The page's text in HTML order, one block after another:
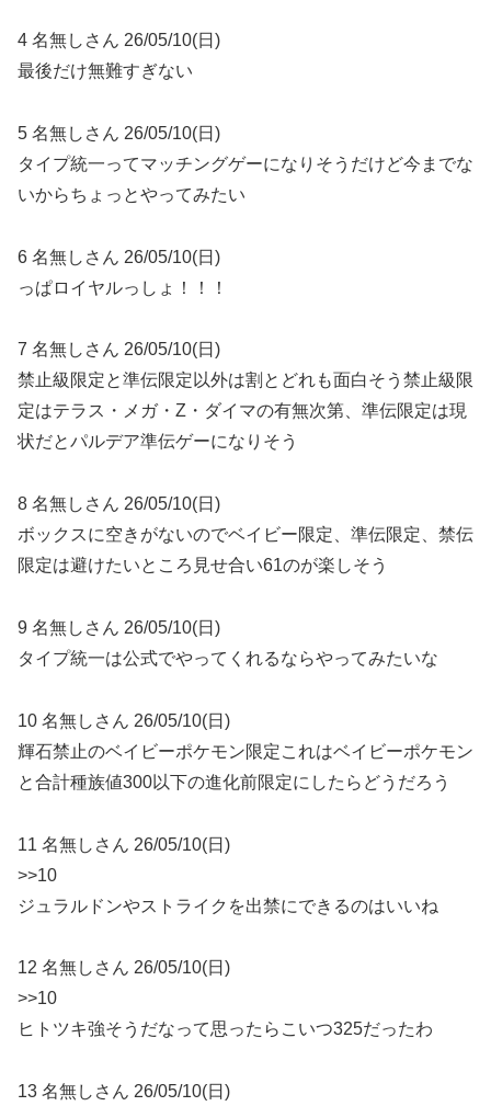
4 名無しさん 26/05/10(日)
最後だけ無難すぎない
5 名無しさん 26/05/10(日)
タイプ統一ってマッチングゲーになりそうだけど今までな
いからちょっとやってみたい
6 名無しさん 26/05/10(日)
っぱロイヤルっしょ！！！
7 名無しさん 26/05/10(日)
禁止級限定と準伝限定以外は割とどれも面白そう禁止級限
定はテラス・メガ・Z・ダイマの有無次第、準伝限定は現
状だとパルデア準伝ゲーになりそう
8 名無しさん 26/05/10(日)
ボックスに空きがないのでベイビー限定、準伝限定、禁伝
限定は避けたいところ見せ合い61のが楽しそう
9 名無しさん 26/05/10(日)
タイプ統一は公式でやってくれるならやってみたいな
10 名無しさん 26/05/10(日)
輝石禁止のベイビーポケモン限定これはベイビーポケモン
と合計種族値300以下の進化前限定にしたらどうだろう
11 名無しさん 26/05/10(日)
>>10
ジュラルドンやストライクを出禁にできるのはいいね
12 名無しさん 26/05/10(日)
>>10
ヒトツキ強そうだなって思ったらこいつ325だったわ
13 名無しさん 26/05/10(日)